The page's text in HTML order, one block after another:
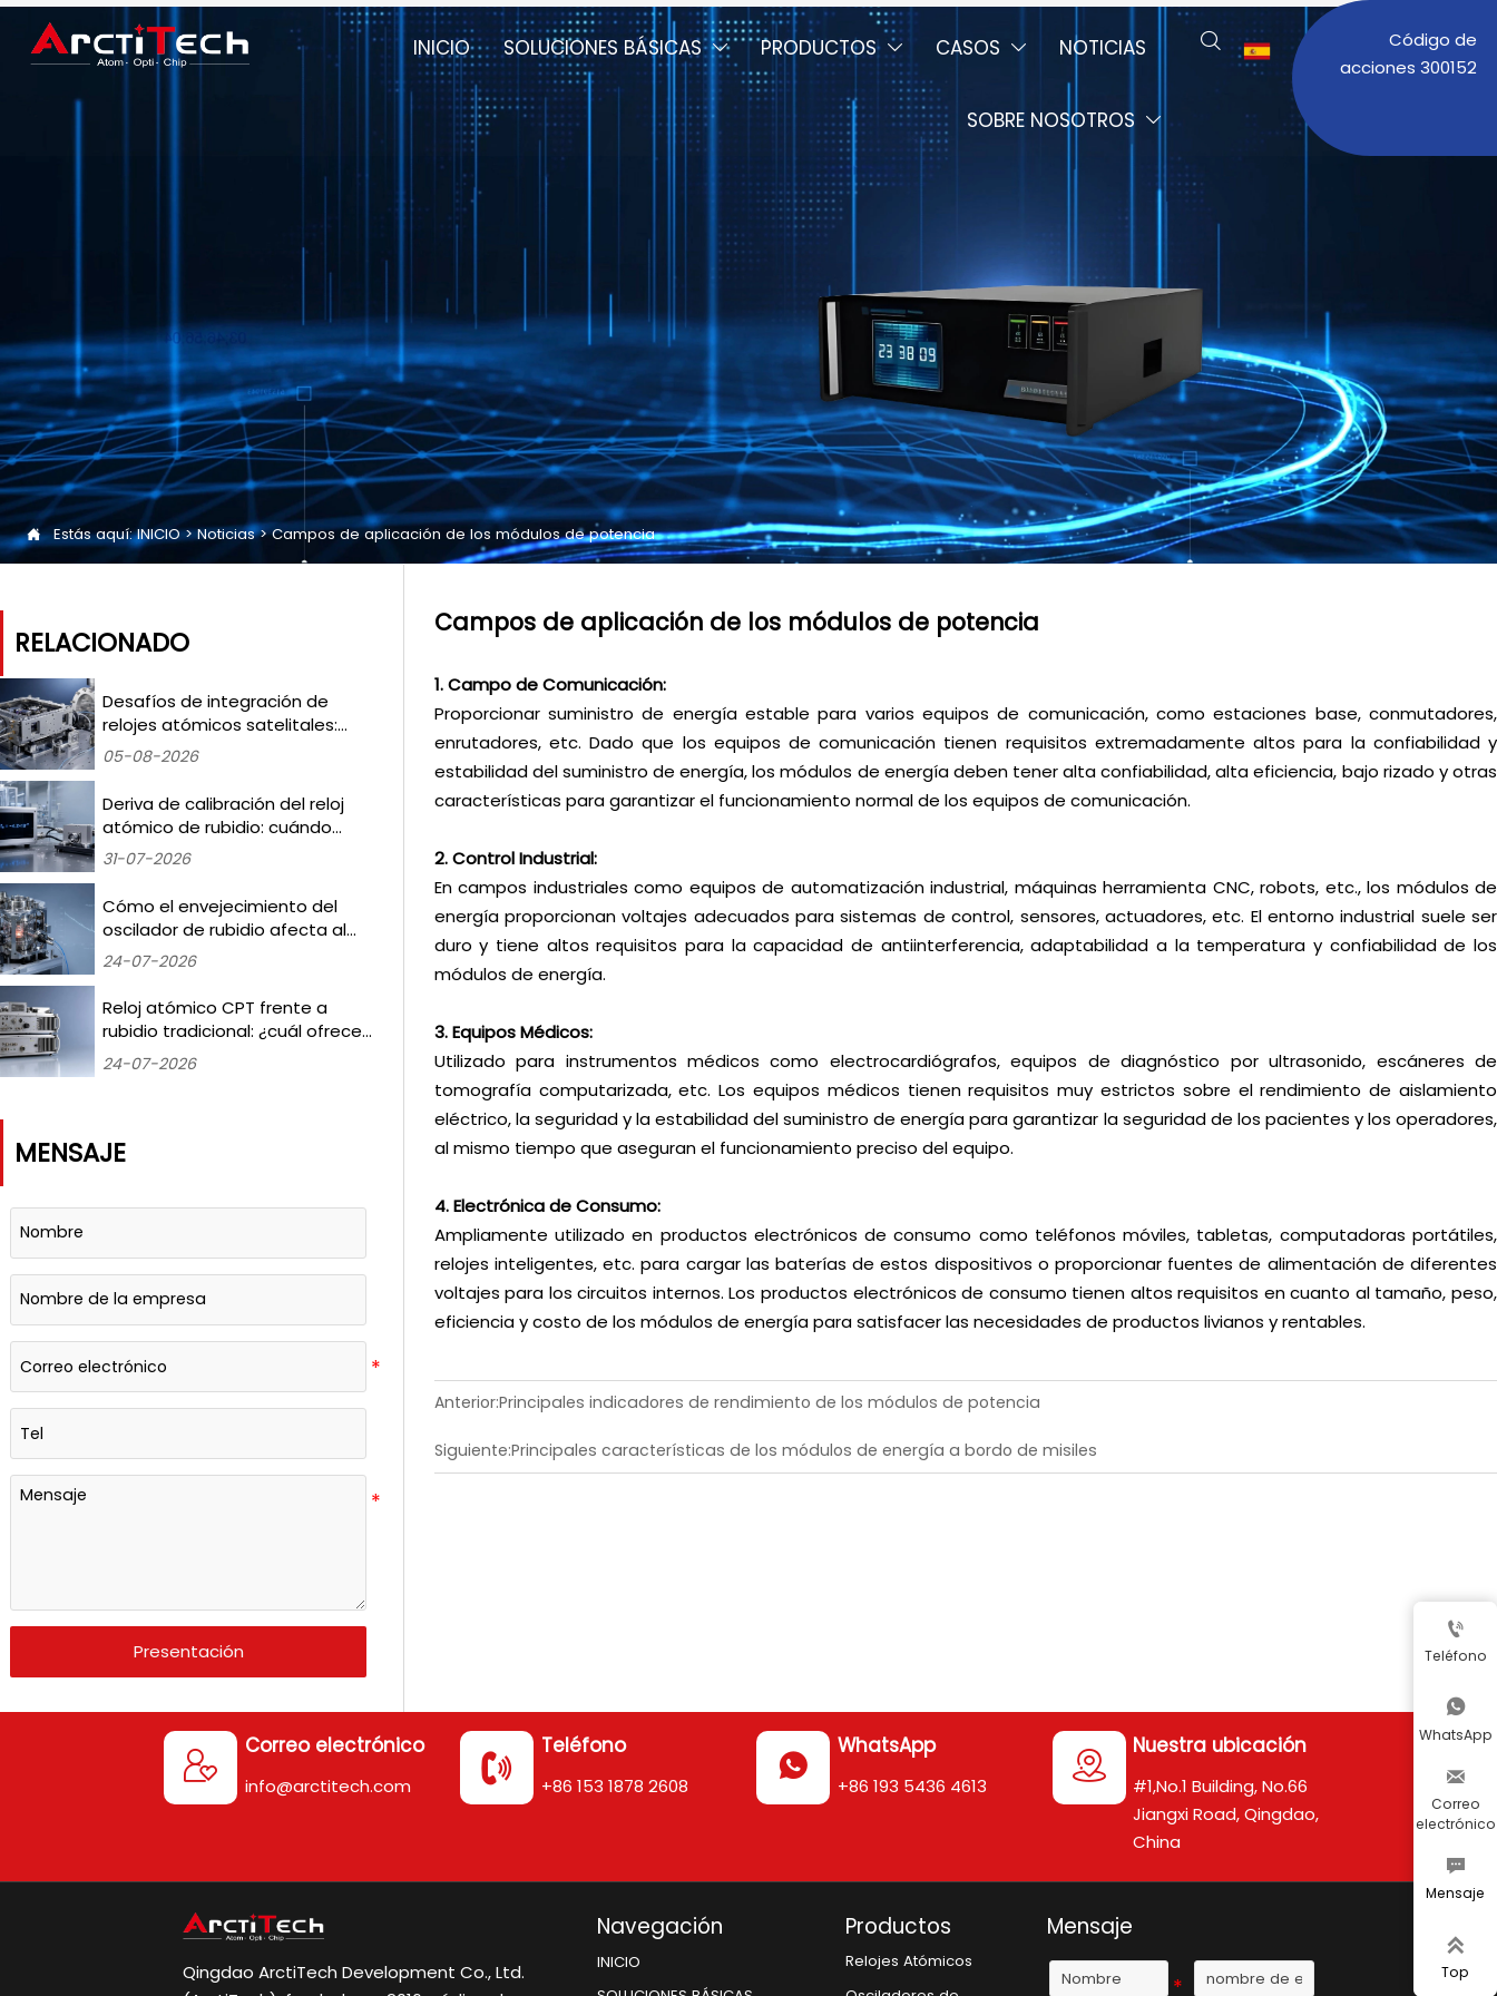
INICIO SOLUCIONES BÁSICAS  PRODUCTOS  CASOS  NOTICIAS
SOBRE NOSOTROS 
 
Código de
acciones 300152
 Estás aquí:INICIO>Noticias>Campos de aplicación de los módulos de potencia
RELACIONADO
Desafíos de integración de
relojes atómicos satelitales:
mitigación de los
desplazamientos de frecuencia
inducidos por la radiación en
misiones LEO
05-08-2026
Deriva de calibración del reloj
atómico de rubidio: cuándo
volver a realizar las pruebas y
recertificación
31-07-2026
Cómo el envejecimiento del
oscilador de rubidio afecta al
ruido de fase en la sincronización
Medido durante 18 meses
24-07-2026
Reloj atómico CPT frente a
rubidio tradicional: ¿cuál ofrece
una mejor estabilidad a largo
24-07-2026
MENSAJE
Presentación
Campos de aplicación de los módulos de potencia
1. Campo de Comunicación:
Proporcionar suministro de energía estable para varios equipos de comunicación, como estaciones base, conmutadores,
enrutadores, etc. Dado que los equipos de comunicación tienen requisitos extremadamente altos para la confiabilidad y
estabilidad del suministro de energía, los módulos de energía deben tener alta confiabilidad, alta eficiencia, bajo rizado y otras
características para garantizar el funcionamiento normal de los equipos de comunicación.
2. Control Industrial:
En campos industriales como equipos de automatización industrial, máquinas herramienta CNC, robots, etc., los módulos de
energía proporcionan voltajes adecuados para sistemas de control, sensores, actuadores, etc. El entorno industrial suele ser
duro y tiene altos requisitos para la capacidad de antiinterferencia, adaptabilidad a la temperatura y confiabilidad de los
módulos de energía.
3. Equipos Médicos:
Utilizado para instrumentos médicos como electrocardiógrafos, equipos de diagnóstico por ultrasonido, escáneres de
tomografía computarizada, etc. Los equipos médicos tienen requisitos muy estrictos sobre el rendimiento de aislamiento
eléctrico, la seguridad y la estabilidad del suministro de energía para garantizar la seguridad de los pacientes y los operadores,
al mismo tiempo que aseguran el funcionamiento preciso del equipo.
4. Electrónica de Consumo:
Ampliamente utilizado en productos electrónicos de consumo como teléfonos móviles, tabletas, computadoras portátiles,
relojes inteligentes, etc. para cargar las baterías de estos dispositivos o proporcionar fuentes de alimentación de diferentes
voltajes para los circuitos internos. Los productos electrónicos de consumo tienen altos requisitos en cuanto al tamaño, peso,
eficiencia y costo de los módulos de energía para satisfacer las necesidades de productos livianos y rentables.
Anterior:Principales indicadores de rendimiento de los módulos de potencia
Siguiente:Principales características de los módulos de energía a bordo de misiles

Correo electrónico
info@arctitech.com

Teléfono
+86 153 1878 2608

WhatsApp
+86 193 5436 4613

Nuestra ubicación
#1,No.1 Building, No.66
Jiangxi Road, Qingdao,
China
Qingdao ArctiTech Development Co., Ltd.
Navegación
INICIO
Productos
Relojes Atómicos
Mensaje

Teléfono

WhatsApp

Correo
electrónico

Mensaje

Top